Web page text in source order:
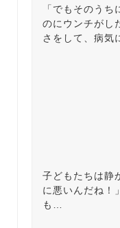
「でもそのう
のにウンチがし
さをして、病気
子どもたちは静
に悪いんだね！
も…